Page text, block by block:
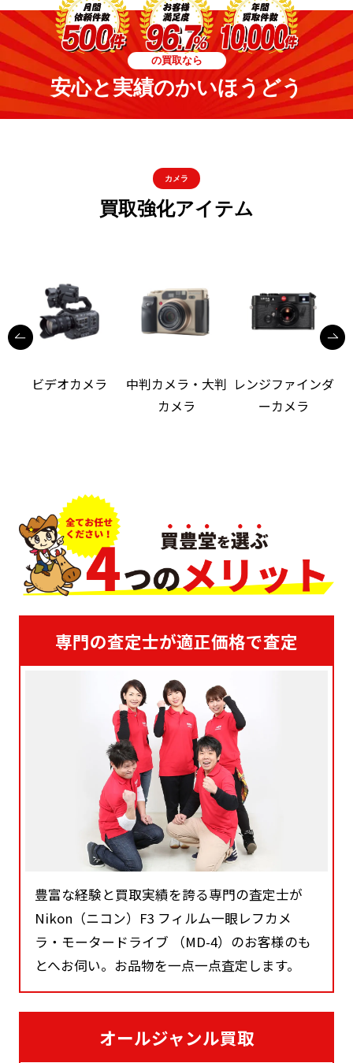
の買取なら
安心と実績のかいほうどう
カメラ
買取強化アイテム
ビデオカメラ
中判カメラ・大判
カメラ
レンジファインダ
ーカメラ
専門の査定士が適正価格で査定
豊富な経験と買取実績を誇る専門の査定士が
Nikon（ニコン）F3 フィルム一眼レフカメ
ラ・モータードライブ （MD-4）のお客様のも
とへお伺い。お品物を一点一点査定します。
オールジャンル買取